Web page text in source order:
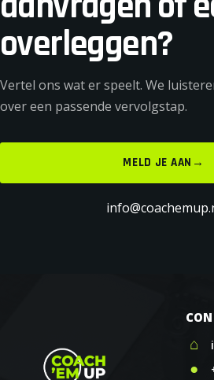
overleggen?
Vertel ons wat er speelt. We
over een passende vervolgstap.
MELD JE AAN →
⌂
●